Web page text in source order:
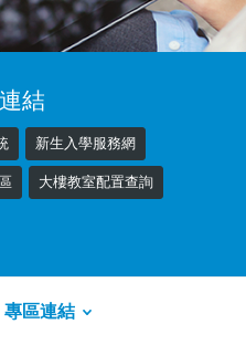
結
新生入學服務網
大樓教室配置查詢
專區連結